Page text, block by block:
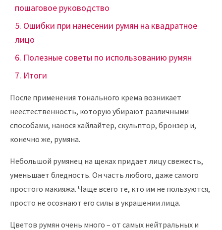
пошаговое руководство
Ошибки при нанесении румян на квадратное
лицо
Полезные советы по использованию румян
Итоги
После применения тонального крема возникает
неестественность, которую убирают различными
способами, нанося хайлайтер, скульптор, бронзер и,
конечно же, румяна.
Небольшой румянец на щеках придает лицу свежесть,
уменьшает бледность. Он часть любого, даже самого
простого макияжа. Чаще всего те, кто им не пользуются,
просто не осознают его силы в украшении лица.
Цветов румян очень много – от самых нейтральных и